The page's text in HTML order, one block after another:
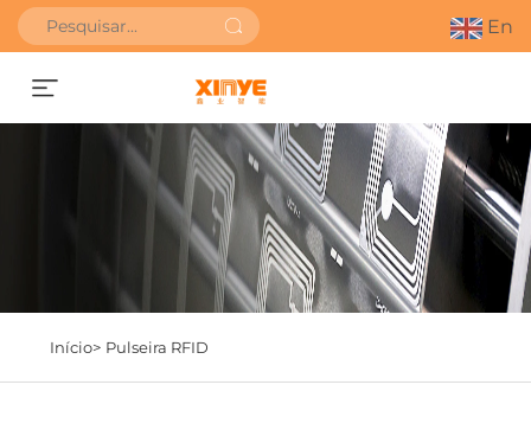
En
Obter orçamento
Início> Pulseira RFID